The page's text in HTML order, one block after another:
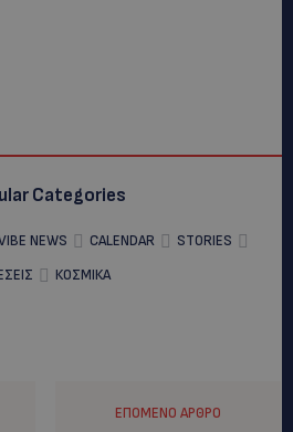
Categories
NEWS CALENDAR
STORIES
ΚΟΣΜΙΚΑ
ΕΠΌΜΕΝΟ ΆΡΘΡΟ